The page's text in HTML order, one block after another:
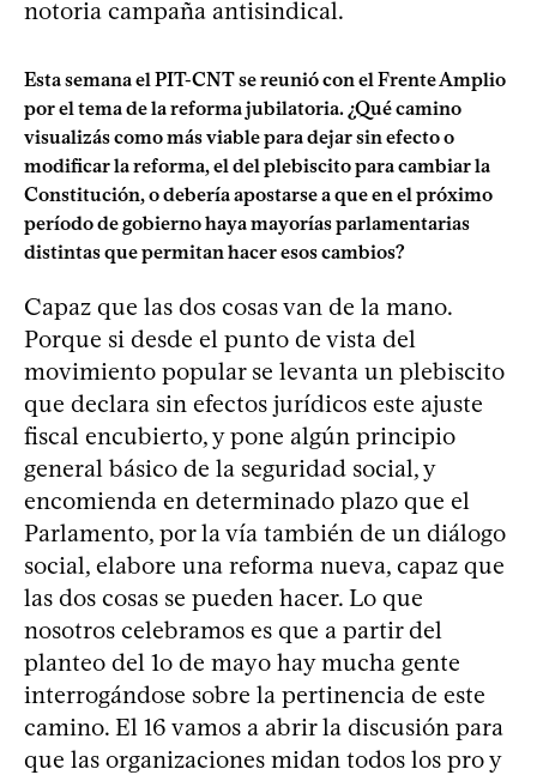
notoria campaña antisindical.
Esta semana el PIT-CNT se reunió con el Frente Amplio
por el tema de la reforma jubilatoria. ¿Qué camino
visualizás como más viable para dejar sin efecto o
modificar la reforma, el del plebiscito para cambiar la
Constitución, o debería apostarse a que en el próximo
período de gobierno haya mayorías parlamentarias
distintas que permitan hacer esos cambios?
Capaz que las dos cosas van de la mano.
Porque si desde el punto de vista del
movimiento popular se levanta un plebiscito
que declara sin efectos jurídicos este ajuste
fiscal encubierto, y pone algún principio
general básico de la seguridad social, y
encomienda en determinado plazo que el
Parlamento, por la vía también de un diálogo
social, elabore una reforma nueva, capaz que
las dos cosas se pueden hacer. Lo que
nosotros celebramos es que a partir del
planteo del 1o de mayo hay mucha gente
interrogándose sobre la pertinencia de este
camino. El 16 vamos a abrir la discusión para
que las organizaciones midan todos los pro y